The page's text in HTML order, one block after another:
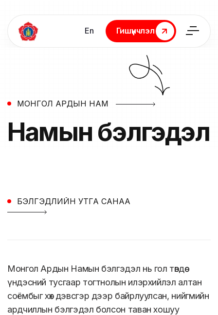
En
Гишүүнчлэл
Гишүүнчлэл
МОНГОЛ АРДЫН НАМ
Намын бэлгэдэл
БЭЛГЭДЛИЙН УТГА САНАА
Монгол Ардын Намын бэлгэдэл нь гол төвдөө
үндэсний тусгаар тогтнолын илэрхийлэл алтан
соёмбыг хөх дэвсгэр дээр байрлуулсан, нийгмийн
ардчиллын бэлгэдэл болсон таван хошуу